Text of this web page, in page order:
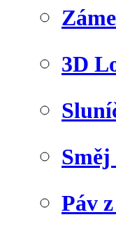
3D
Směj
Páv